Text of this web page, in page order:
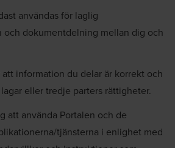
användas för laglig
och dokumentdelning mellan dig och
att information du delar är korrekt och
eller tredje parters rättigheter.
att använda Portalen och de
tjänsterna i enlighet med